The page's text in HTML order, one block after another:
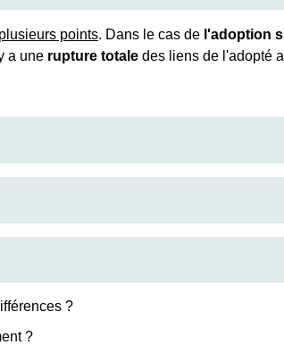
points. Dans le cas de l'adoption
a une rupture totale des liens de l'adopté
?
?